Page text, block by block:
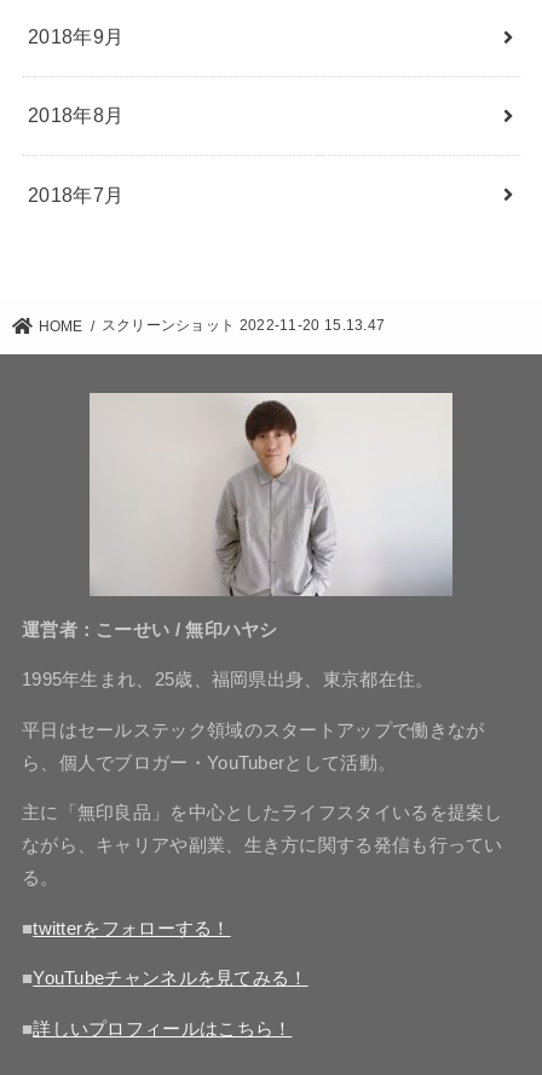
2018年9月
2018年8月
2018年7月
HOME スクリーンショット 2022-11-20 15.13.47
運営者：こーせい / 無印ハヤシ
1995年生まれ、25歳、福岡県出身、東京都在住。
平日はセールステック領域のスタートアップで働きなが
ら、個人でブロガー・YouTuberとして活動。
主に「無印良品」を中心としたライフスタイいるを提案し
ながら、キャリアや副業、生き方に関する発信も行ってい
る。
■twitterをフォローする！
■YouTubeチャンネルを見てみる！
■詳しいプロフィールはこちら！